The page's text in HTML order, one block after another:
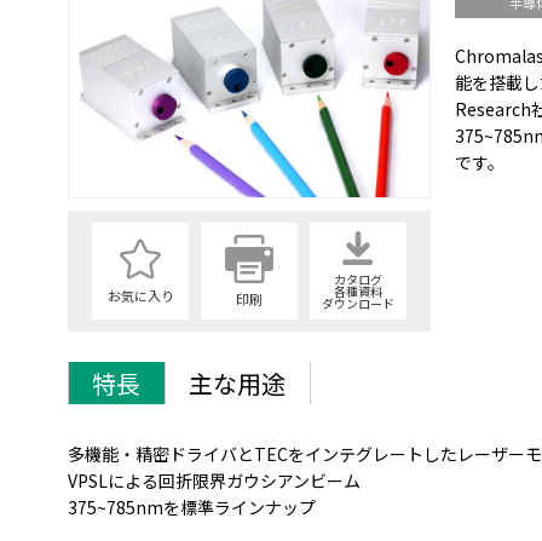
お気に入り 印刷
カタログ
各種資料
ダウンロード
能を搭載
Research
です。
特長 主な用途
多機能・精密ドライバとTECをインテグレートしたレーザー
VPSLによる回折限界ガウシアンビーム
375~785nmを標準ラインナップ